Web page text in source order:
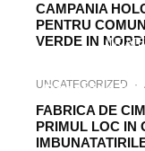
CAMPANIA
PENTRU
VERDE IN
Deschise la
UNCATEGORIZED ·
FABRICA DE
PRIMUL LOC IN